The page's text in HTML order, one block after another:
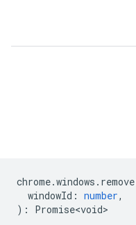
chrome.windows . remove
windowId : number,
) : Promise<void>